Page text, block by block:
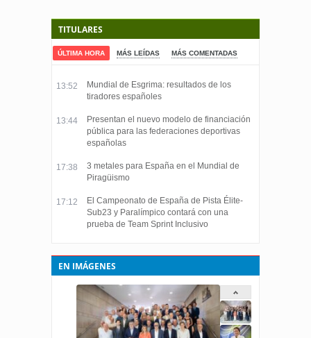
TITULARES
ÚLTIMA HORA MÁS LEÍDAS MÁS COMENTADAS
13:52
Mundial de Esgrima: resultados de los
tiradores españoles
13:44
Presentan el nuevo modelo de financiación
pública para las federaciones deportivas
españolas
17:38
3 metales para España en el Mundial de
Piragüismo
17:12
El Campeonato de España de Pista Élite-
Sub23 y Paralímpico contará con una
prueba de Team Sprint Inclusivo
EN IMÁGENES